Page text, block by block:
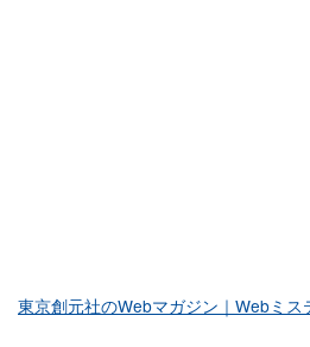
東京創元社のWebマガジン｜Webミス